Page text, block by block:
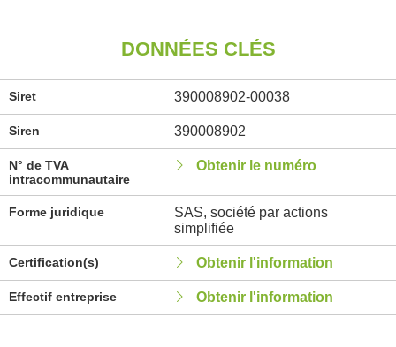
DONNÉES CLÉS
Siret 390008902-00038
Siren 390008902
N° de TVA
intracommunautaire
Obtenir le numéro
Forme juridique
SAS, société par actions
simplifiée
Certification(s) Obtenir l'information
Effectif entreprise Obtenir l'information